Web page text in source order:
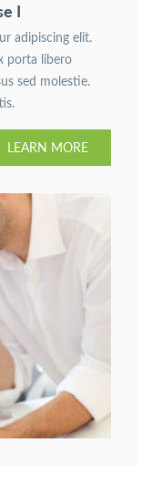
I
adipiscing elit.
porta libero
sed molestie.
LEARN MORE